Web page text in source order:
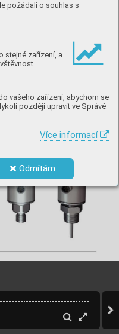
požádali o souhlas s
stejné zařízení, a
vašeho zařízení, abychom se
později upravit ve Správě
Více informací
Odmítám